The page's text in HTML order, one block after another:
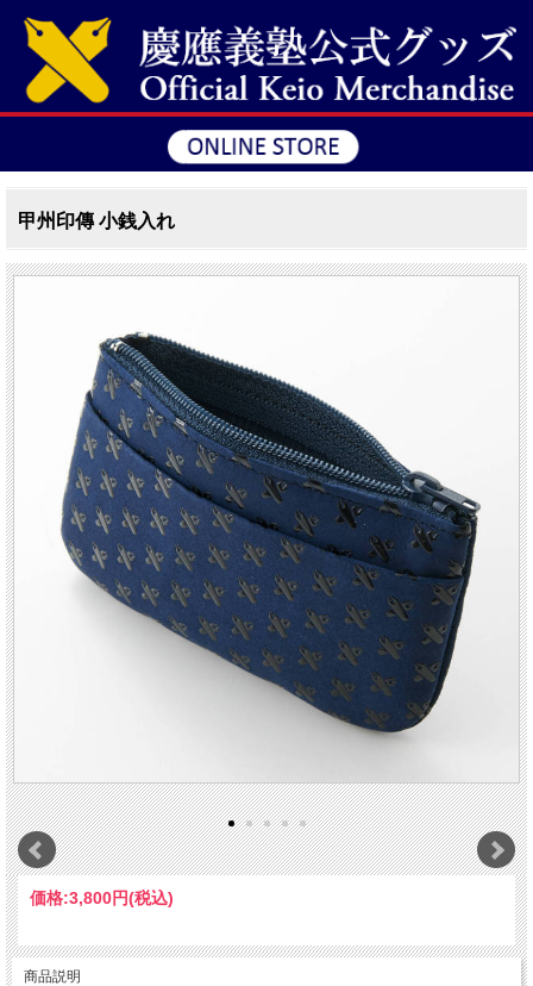
甲州印傳 小銭入れ
価格:3,800円(税込)
商品説明